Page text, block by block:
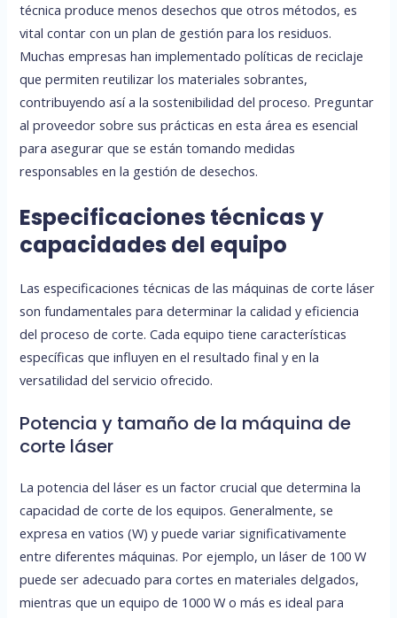
técnica produce menos desechos que otros métodos, es
vital contar con un plan de gestión para los residuos.
Muchas empresas han implementado políticas de reciclaje
que permiten reutilizar los materiales sobrantes,
contribuyendo así a la sostenibilidad del proceso. Preguntar
al proveedor sobre sus prácticas en esta área es esencial
para asegurar que se están tomando medidas
responsables en la gestión de desechos.
Especificaciones técnicas y
capacidades del equipo
Las especificaciones técnicas de las máquinas de corte láser
son fundamentales para determinar la calidad y eficiencia
del proceso de corte. Cada equipo tiene características
específicas que influyen en el resultado final y en la
versatilidad del servicio ofrecido.
Potencia y tamaño de la máquina de
corte láser
La potencia del láser es un factor crucial que determina la
capacidad de corte de los equipos. Generalmente, se
expresa en vatios (W) y puede variar significativamente
entre diferentes máquinas. Por ejemplo, un láser de 100 W
puede ser adecuado para cortes en materiales delgados,
mientras que un equipo de 1000 W o más es ideal para